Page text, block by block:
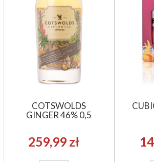
COTSWOLDS
GINGER 46% 0,5
259,99 zł